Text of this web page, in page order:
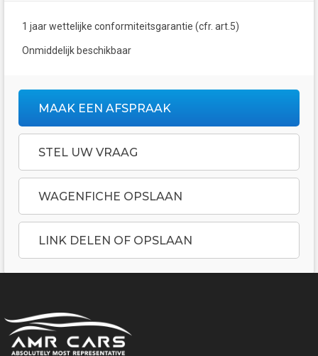
1 jaar wettelijke conformiteitsgarantie (cfr. art.5)
Onmiddelijk beschikbaar
MAAK EEN AFSPRAAK
STEL UW VRAAG
WAGENFICHE OPSLAAN
LINK DELEN OF OPSLAAN